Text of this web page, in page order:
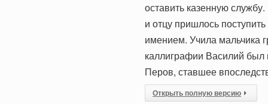
оставить казенную
и отцу пришлось
имением. Учила мальчика
каллиграфии Василий был
Перов, ставшее
Открыть полную версию